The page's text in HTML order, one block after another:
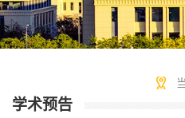
学术预告